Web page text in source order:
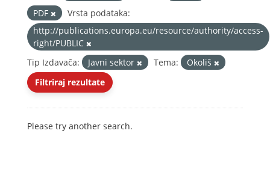
PDF
Vrsta podataka:
http://publications.europa.eu/resource/authority/access-
right/PUBLIC
Tip Izdavača:
Javni sektor Tema:
Okoliš
Filtriraj rezultate
Please try another search.